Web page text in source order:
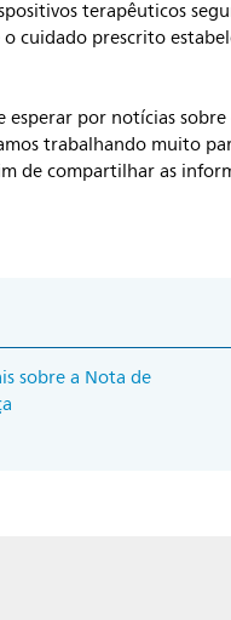
terapêuticos
cuidado prescrito
esperar por notícias
trabalhando muito
de compartilhar as
sobre a Nota de